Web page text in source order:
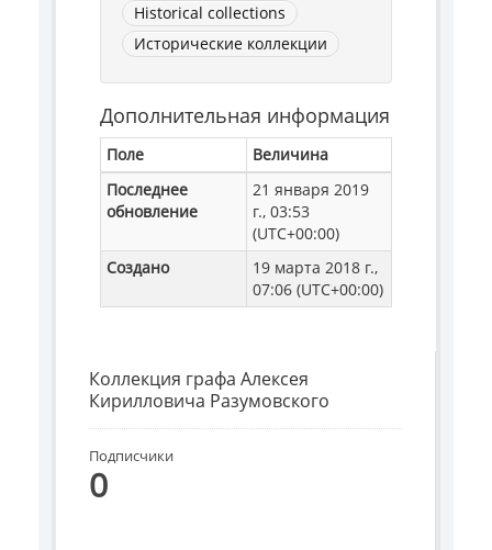
Historical collections
Исторические коллекции
Дополнительная информация
Поле
Величина
Последнее
обновление
21 января 2019
г., 03:53
(UTC+00:00)
Создано
19 марта 2018 г.,
07:06 (UTC+00:00)
Коллекция графа Алексея
Кирилловича Разумовского
Подписчики
0